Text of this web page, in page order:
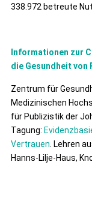
338.972 betreute
Informationen zur
die Gesundheit von
Zentrum für
Medizinischen
für Publizistik der
Tagung:
Vertrauen . Lehren
Hanns-Lilje-Haus,